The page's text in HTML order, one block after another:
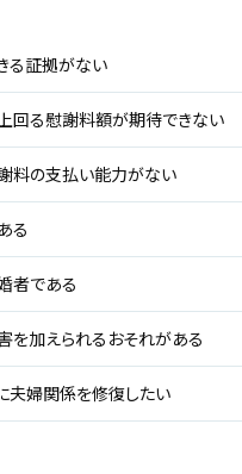
る証拠がない
回る慰謝料額が期待できない
料の支払い能力がない
る
者である
を加えられるおそれがある
夫婦関係を修復したい